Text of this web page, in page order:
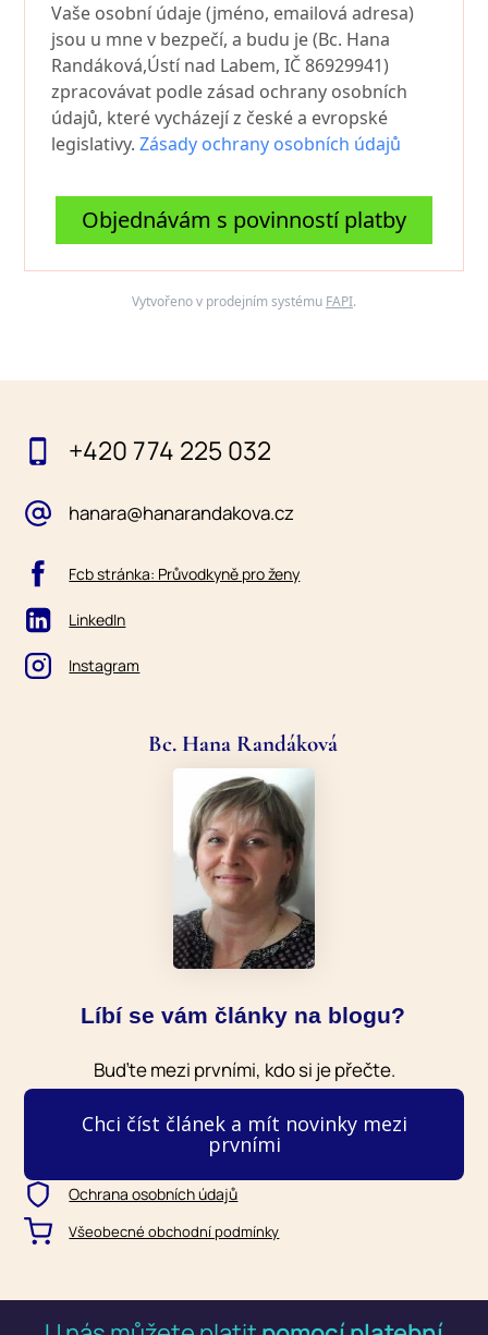
Vaše osobní údaje (jméno, emailová adresa)
jsou u mne v bezpečí, a budu je (Bc. Hana
Randáková,Ústí nad Labem, IČ 86929941)
zpracovávat podle zásad ochrany osobních
údajů, které vycházejí z české a evropské
legislativy.Zásady ochrany osobních údajů
Objednávám s povinností platby
Vytvořeno v prodejním systému FAPI.
+420 774 225 032
hanara@hanarandakova.cz
Fcb stránka: Průvodkyně pro ženy
LinkedIn
Instagram
Bc. Hana Randáková
Líbí se vám články na blogu?
Buďte mezi prvními, kdo si je přečte.
Chci číst článek a mít novinky mezi
prvními
Ochrana osobních údajů
Všeobecné obchodní podmínky